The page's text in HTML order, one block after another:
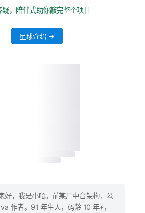
出动画
码下载
疑，陪伴式助你敲完整个项目
星球介绍 →
好，我是小哈。前某厂中台架构，公
作者。91 年生人，码龄 10 年+，